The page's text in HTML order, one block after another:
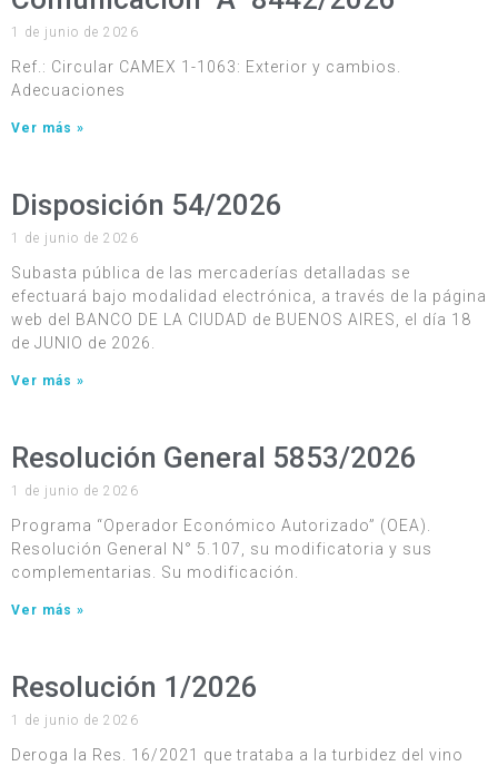
1 de junio de 2026
Ref.: Circular CAMEX 1-1063: Exterior y cambios.
Adecuaciones
Ver más »
Disposición 54/2026
1 de junio de 2026
Subasta pública de las mercaderías detalladas se
efectuará bajo modalidad electrónica, a través de la página
web del BANCO DE LA CIUDAD de BUENOS AIRES, el día 18
de JUNIO de 2026.
Ver más »
Resolución General 5853/2026
1 de junio de 2026
Programa “Operador Económico Autorizado” (OEA).
Resolución General N° 5.107, su modificatoria y sus
complementarias. Su modificación.
Ver más »
Resolución 1/2026
1 de junio de 2026
Deroga la Res. 16/2021 que trataba a la turbidez del vino